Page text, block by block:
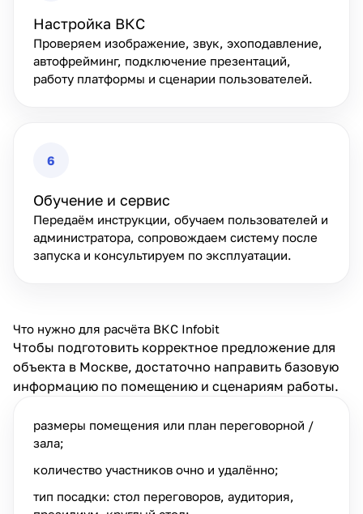
Настройка ВКС
Проверяем изображение, звук, эхоподавление,
автофрейминг, подключение презентаций,
работу платформы и сценарии пользователей.
6
Обучение и сервис
Передаём инструкции, обучаем пользователей и
администратора, сопровождаем систему после
запуска и консультируем по эксплуатации.
Что нужно для расчёта ВКС Infobit
Чтобы подготовить корректное предложение для
объекта в Москве, достаточно направить базовую
информацию по помещению и сценариям работы.
размеры помещения или план переговорной /
зала;
количество участников очно и удалённо;
тип посадки: стол переговоров, аудитория,